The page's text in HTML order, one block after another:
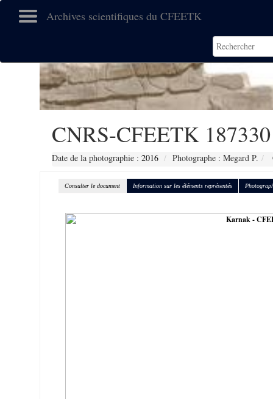
Archives scientifiques du CFEETK
CNRS-CFEETK 187330
Date de la photographie : 2016 Photographe : Megard P.
Consulter le document Information sur les éléments représentés